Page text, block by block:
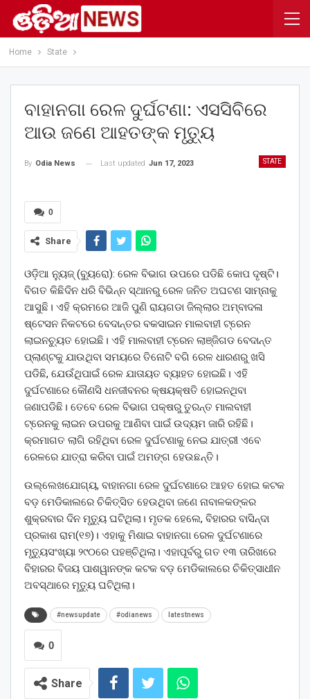
Home State
ବାହାନଗା ରେଳ ଦୁର୍ଘଟଣା: ଏସସିବିରେ
ଆଉ ଜଣେ ଆହତଙ୍କ ମୃତ୍ୟୁ
STATE
By Odia News Last updated Jun 17, 2023
0
Share
ଓଡ଼ିଆ ନ୍ୟୁଜ୍ (ବ୍ୟୁରୋ): ରେଳ ବିଭାଗ ଉପରେ ପଡିଛି କୋପ ଦୃଷ୍ଟି।
ବିଗତ କିଛିଦିନ ଧରି ବିଭିନ୍ନ ସ୍ଥାନରୁ ରେଳ ଜନିତ ଅଘଟଣ ସାମ୍ନାକୁ
ଆସୁଛି। ଏହି କ୍ରମରେ ଆଜି ପୁଣି ରାୟଗଡା ଜିଲ୍ଲାର ଅମ୍ବାଦଳା
ଷ୍ଟେସନ ନିକଟରେ ବେଦାନ୍ତର ବକସାଇନ ମାଲବାହୀ ଟ୍ରେନ
ଲାଇନଚ୍ୟୁତ ହୋଇଛି। ଏହି ମାଲବାହୀ ଟ୍ରେନ ଲାଞ୍ଜିଗଡ ବେଦାନ୍ତ
ପ୍ଲାଣ୍ଟକୁ ଯାଉଥିବା ସମୟରେ ତିନୋଟି ବଗି ରେଳ ଧାରଣରୁ ଖସି
ପଡିଛି, ଯେଉଁଥିପାଇଁ ରେଳ ଯାତାୟତ ବ୍ୟାହତ ହୋଇଛି। ଏହି
ଦୁର୍ଘଟଣାରେ କୌଣସି ଧନଜୀବନର କ୍ଷୟକ୍ଷତି ହୋଇନଥିବା
ଜଣାପଡିଛି। ତେବେ ରେଳ ବିଭାଗ ପକ୍ଷରୁ ତୁରନ୍ତ ମାଲବାହୀ
ଟ୍ରେନକୁ ଲାଇନ ଉପରକୁ ଆଣିବା ପାଇଁ ଉଦ୍ୟମ ଜାରି ରହିଛି।
କ୍ରମାଗତ ଲାଗି ରହିଥିବା ରେଳ ଦୁର୍ଘଟଣାକୁ ନେଇ ଯାତ୍ରୀ ଏବେ
ରେଳରେ ଯାତ୍ରା କରିବା ପାଇଁ ଅମଙ୍ଗ ହେଉଛନ୍ତି।
ଉଲ୍ଲେଖଯୋଗ୍ୟ, ବାହାନଗା ରେଳ ଦୁର୍ଘଟଣାରେ ଆହତ ହୋଇ କଟକ
ବଡ଼ ମେଡିକାଲରେ ଚିକିତ୍ସିତ ହେଉଥିବା ଜଣେ ନାବାଳକଙ୍କର
ଶୁକ୍ରବାର ଦିନ ମୃତ୍ୟୁ ଘଟିଥିଲା। ମୃତକ ହେଲେ, ବିହାରର ବାସିନ୍ଦା
ପ୍ରକାଶ ରାମ(୧୭)। ଏହାକୁ ମିଶାଇ ବାହାନଗା ରେଳ ଦୁର୍ଘଟଣାରେ
ମୃତ୍ୟୁସଂଖ୍ୟା ୨୯୦ରେ ପହଞ୍ଚିଥିଲା। ଏହାପୂର୍ବରୁ ଗତ ୧୩ ତାରିଖରେ
ବିହାରର ବିଜୟ ପାଶୱାନଙ୍କ କଟକ ବଡ଼ ମେଡିକାଲରେ ଚିକିତ୍ସାଧୀନ
ଅବସ୍ଥାରେ ମୃତ୍ୟୁ ଘଟିଥିଲା।
#newsupdate #odianews latestnews
0
Share